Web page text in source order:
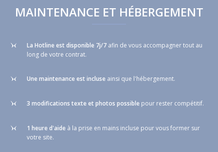
MAINTENANCE ET HÉBERGEMENT
La Hotline est disponible 7j/7 afin de vous accompagner tout au
long de votre contrat.
Une maintenance est incluse ainsi que l'hébergement.
3 modifications texte et photos possible pour rester compétitif.
1 heure d'aide à la prise en mains incluse pour vous former sur
votre site.